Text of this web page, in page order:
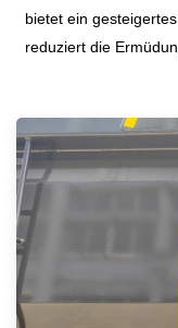
bietet ein
reduziert die